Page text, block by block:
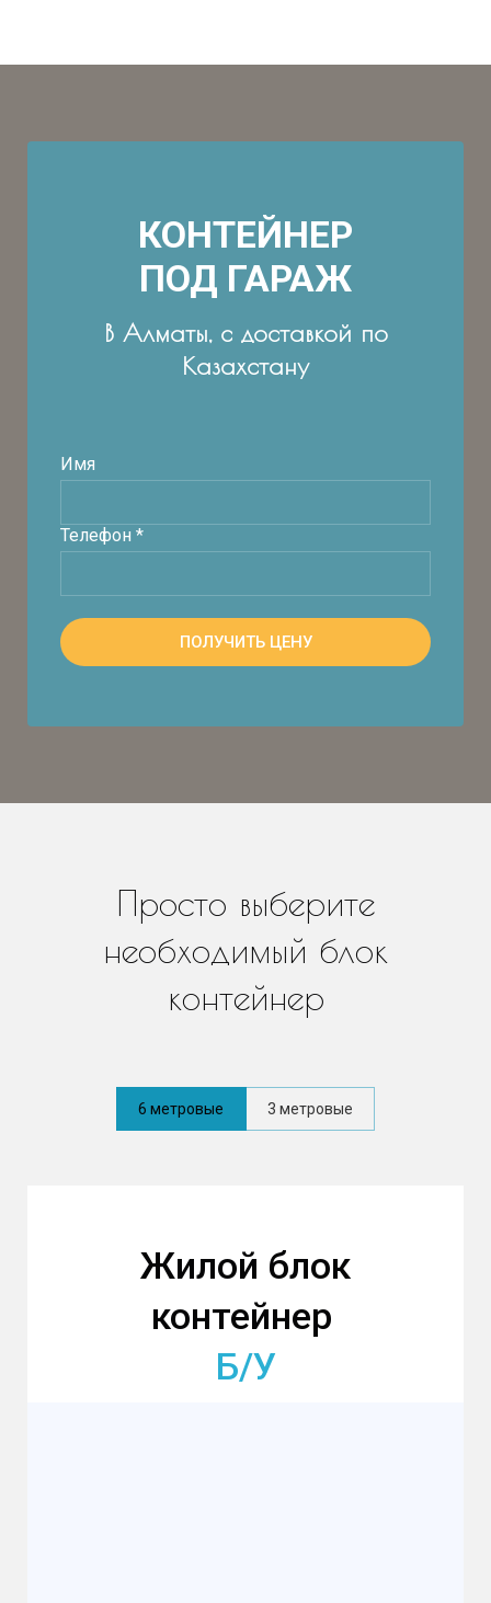
КОНТЕЙНЕР
ПОД ГАРАЖ
В Алматы, с доставкой по
Казахстану
Имя
Телефон *
ПОЛУЧИТЬ ЦЕНУ
Просто выберите
необходимый блок
контейнер
6 метровые 3 метровые
Жилой блок
контейнер
Б/У